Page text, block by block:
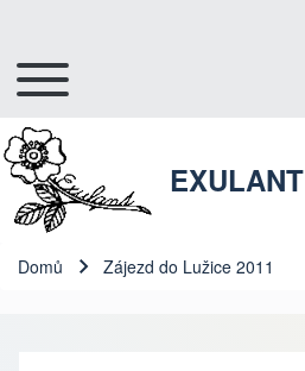
Close search
Hlavní navigace
Toggle main menu
EXULANT
Drobečková navigace
Domů Zájezd do Lužice 2011